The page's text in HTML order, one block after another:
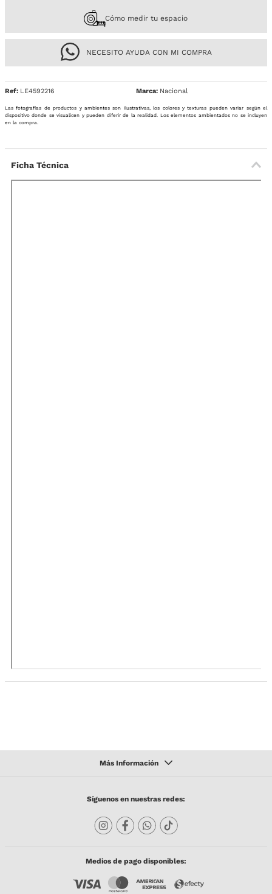
Cómo medir tu espacio
NECESITO AYUDA CON MI COMPRA
Ref: LE4592216 Nacional
Las fotografías de productos y ambientes son ilustrativas, los colores y texturas pueden variar según el
dispositivo donde se visualicen y pueden diferir de la realidad. Los elementos ambientados no se incluyen
en la compra.
Ficha Técnica
Síguenos en nuestras redes:
Medios de pago disponibles: